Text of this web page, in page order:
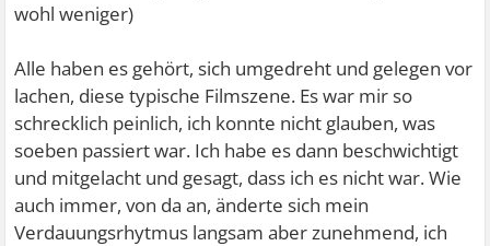
wohl weniger)
Alle haben es gehört, sich umgedreht und gelegen vor
lachen, diese typische Filmszene. Es war mir so
schrecklich peinlich, ich konnte nicht glauben, was
soeben passiert war. Ich habe es dann beschwichtigt
und mitgelacht und gesagt, dass ich es nicht war. Wie
auch immer, von da an, änderte sich mein
Verdauungsrhytmus langsam aber zunehmend, ich